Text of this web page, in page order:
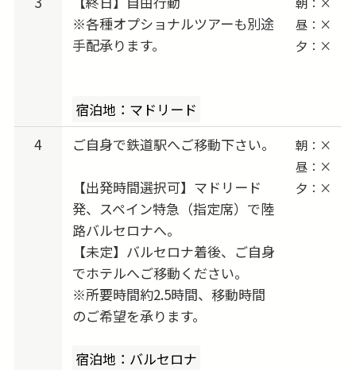
※各種オプショナルツアーも別途
手配承ります。
宿泊地：マドリード
昼：×
夕：×
4 ご自身で鉄道駅へご移動下さい。
【出発時間選択可】マドリード
発、スペイン特急（指定席）で陸
路バルセロナへ。
【未定】バルセロナ着後、ご自身
でホテルへご移動ください。
※所要時間約2.5時間、移動時間
のご希望を承ります。
宿泊地：バルセロナ
朝：×
昼：×
夕：×